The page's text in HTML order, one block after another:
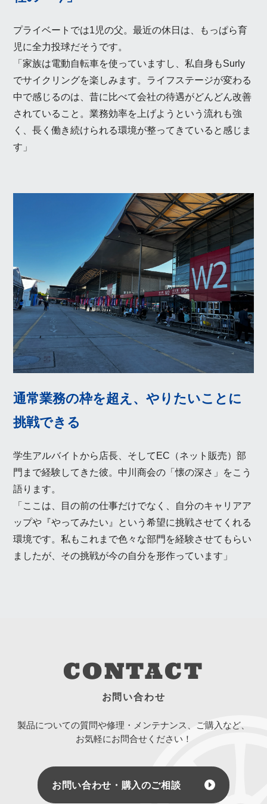
プライベートでは1児の父。最近の休日は、もっぱら育
児に全力投球だそうです。
「家族は電動自転車を使っていますし、私自身もSurly
でサイクリングを楽しみます。ライフステージが変わる
中で感じるのは、昔に比べて会社の待遇がどんどん改善
されていること。業務効率を上げようという流れも強
く、長く働き続けられる環境が整ってきていると感じま
す」
通常業務の枠を超え、やりたいことに
挑戦できる
学生アルバイトから店長、そしてEC（ネット販売）部
門まで経験してきた彼。中川商会の「懐の深さ」をこう
語ります。
「ここは、目の前の仕事だけでなく、自分のキャリアア
ップや『やってみたい』という希望に挑戦させてくれる
環境です。私もこれまで色々な部門を経験させてもらい
ましたが、その挑戦が今の自分を形作っています」
CONTACT
お問い合わせ
製品についての質問や修理・メンテナンス、ご購入など、
お気軽にお問合せください！
お問い合わせ・購入のご相談